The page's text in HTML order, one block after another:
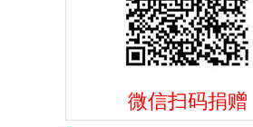
微信扫码捐赠